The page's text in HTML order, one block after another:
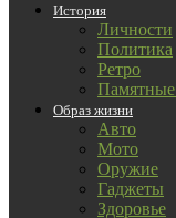
История
Личности
Политика
Ретро
Образ жизни
Авто
Мото
Оружие
Гаджеты
Здоровье